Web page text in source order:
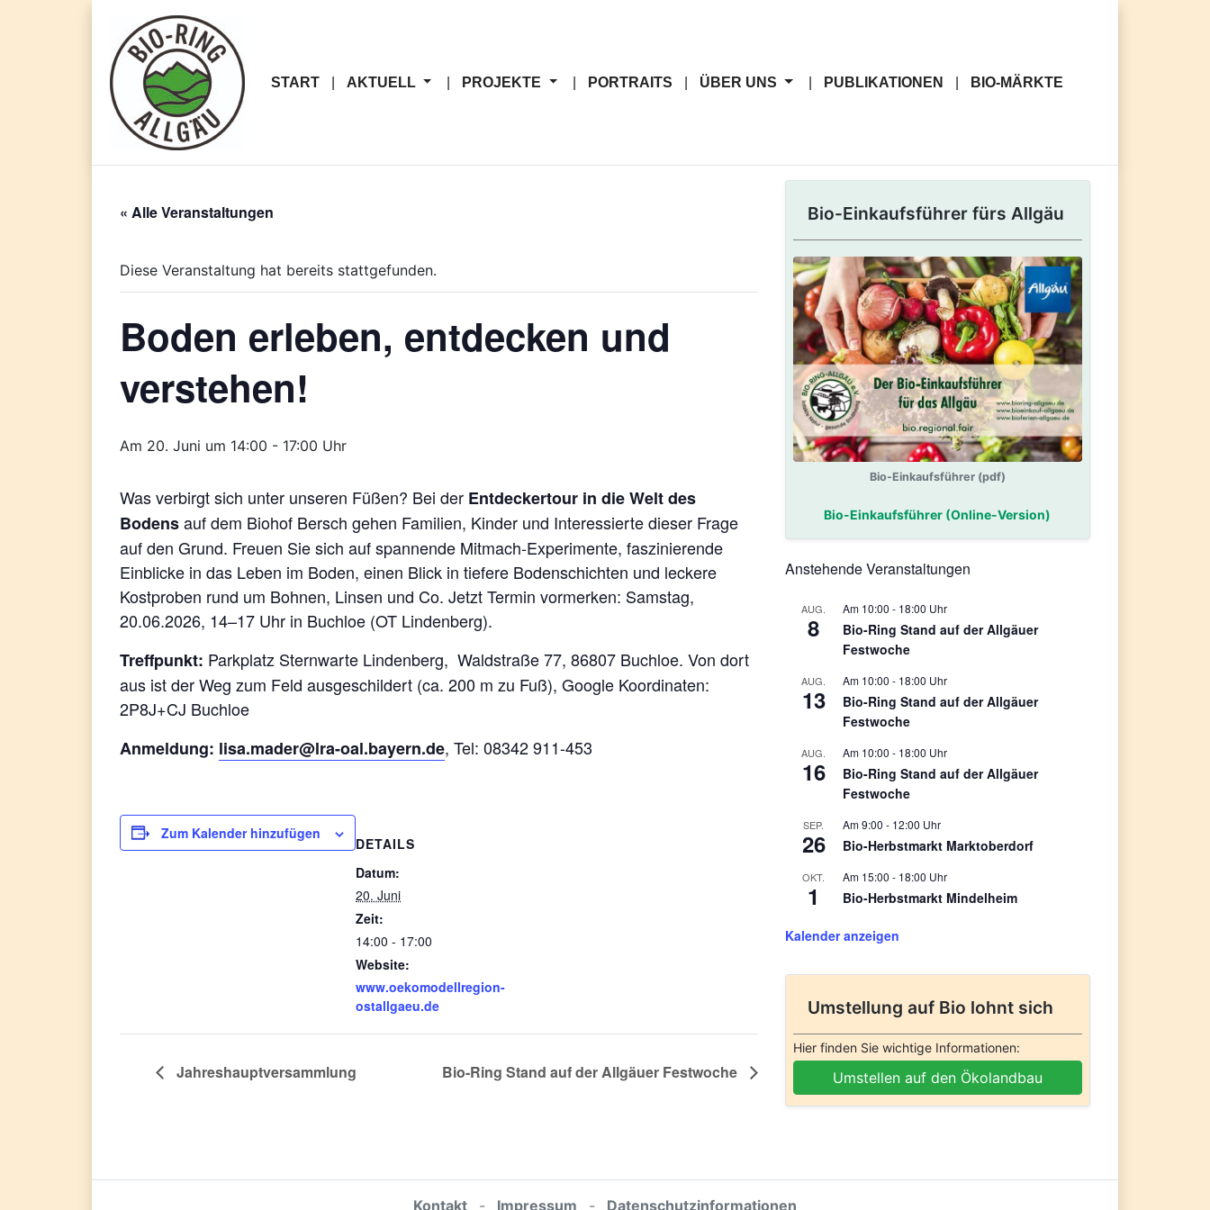
content
START AKTUELL PROJEKTE PORTRAITS ÜBER UNS PUBLIKATIONEN BIO-MÄRKTE
« Alle Veranstaltungen
Diese Veranstaltung hat bereits stattgefunden.
Boden erleben, entdecken und
verstehen!
20. Juni um 14:00 - 17:00
Was verbirgt sich unter unseren Füßen? Bei der Entdeckertour in die Welt des
Bodensauf dem Biohof Bersch gehen Familien, Kinder und Interessierte dieser Frage
auf den Grund. Freuen Sie sich auf spannende Mitmach-Experimente, faszinierende
Einblicke in das Leben im Boden, einen Blick in tiefere Bodenschichten und leckere
Kostproben rund um Bohnen, Linsen und Co. Jetzt Termin vormerken: Samstag,
20.06.2026, 14–17 Uhr in Buchloe (OT Lindenberg).
Treffpunkt: Parkplatz Sternwarte Lindenberg, Waldstraße 77, 86807 Buchloe. Von dort
aus ist der Weg zum Feld ausgeschildert (ca. 200 m zu Fuß), Google Koordinaten:
2P8J+CJ Buchloe
Anmeldung: lisa.mader@lra-oal.bayern.de, Tel: 08342 911-453
Zum Kalender hinzufügen
DETAILS
Datum:
20. Juni
Zeit:
14:00 - 17:00
Website:
www.oekomodellregion-
ostallgaeu.de
Jahreshauptversammlung Bio-Ring Stand auf der Allgäuer Festwoche
Bio-Einkaufsführer fürs Allgäu
Bio-Einkaufsführer (pdf)
Bio-Einkaufsführer (Online-Version)
Anstehende Veranstaltungen
AUG.
8
10:00 - 18:00
Bio-Ring Stand auf der Allgäuer
Festwoche
AUG.
13
10:00 - 18:00
Bio-Ring Stand auf der Allgäuer
Festwoche
AUG.
16
10:00 - 18:00
Bio-Ring Stand auf der Allgäuer
Festwoche
SEP.
26
9:00 - 12:00
Bio-Herbstmarkt Marktoberdorf
OKT.
1
15:00 - 18:00
Bio-Herbstmarkt Mindelheim
Kalender anzeigen
Umstellung auf Bio lohnt sich
Hier finden Sie wichtige Informationen:
Umstellen auf den Ökolandbau
Kontakt - Impressum - Datenschutzinformationen